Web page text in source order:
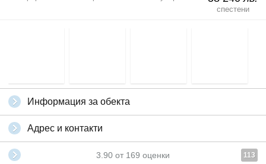
спестени
Информация за обекта
Адрес и контакти
3.90 от 169 оценки 113